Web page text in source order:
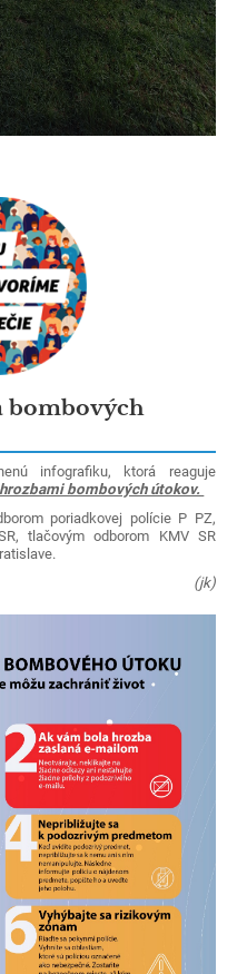
bombových
infografiku, ktorá reaguje
bombových útokov.
poriadkovej polície P PZ,
tlačovým odborom KMV SR
(jk)